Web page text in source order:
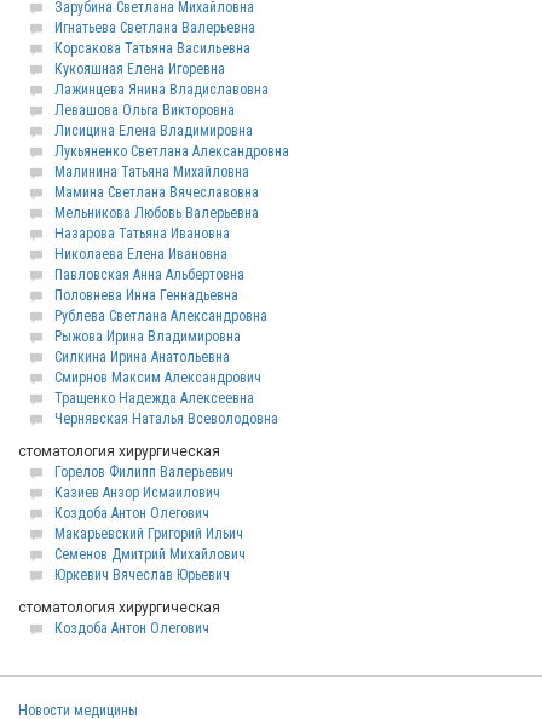
Зарубина Светлана Михайловна
Игнатьева Светлана Валерьевна
Корсакова Татьяна Васильевна
Кукояшная Елена Игоревна
Лажинцева Янина Владиславовна
Левашова Ольга Викторовна
Лисицина Елена Владимировна
Лукьяненко Светлана Александровна
Малинина Татьяна Михайловна
Мамина Светлана Вячеславовна
Мельникова Любовь Валерьевна
Назарова Татьяна Ивановна
Николаева Елена Ивановна
Павловская Анна Альбертовна
Половнева Инна Геннадьевна
Рублева Светлана Александровна
Рыжова Ирина Владимировна
Силкина Ирина Анатольевна
Смирнов Максим Александрович
Тращенко Надежда Алексеевна
Чернявская Наталья Всеволодовна
стоматология хирургическая
Горелов Филипп Валерьевич
Казиев Анзор Исмаилович
Коздоба Антон Олегович
Макарьевский Григорий Ильич
Семенов Дмитрий Михайлович
Юркевич Вячеслав Юрьевич
стоматология хирургическая
Коздоба Антон Олегович
Новости медицины